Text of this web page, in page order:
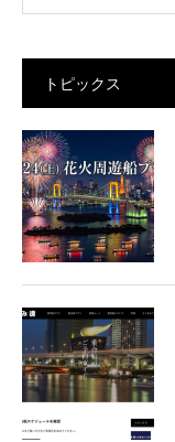
トピックス